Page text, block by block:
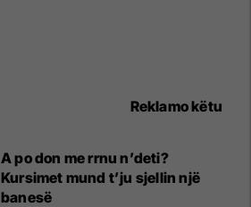
Reklamo këtu
A po don me rrnu n’deti?
Kursimet mund t’ju sjellin një
banesë